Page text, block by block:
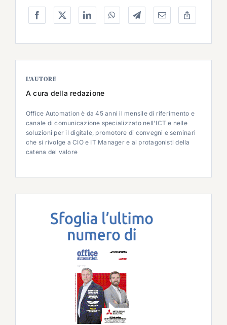
L’AUTORE
A cura della redazione
Office Automation è da 45 anni il mensile di riferimento e
canale di comunicazione specializzato nell'ICT e nelle
soluzioni per il digitale, promotore di convegni e seminari
che si rivolge a CIO e IT Manager e ai protagonisti della
catena del valore